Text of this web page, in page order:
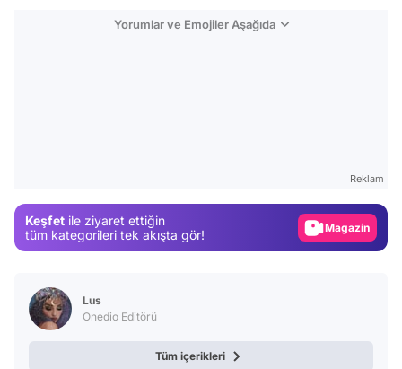
Yorumlar ve Emojiler Aşağıda
Reklam
Keşfet ile ziyaret ettiğin
tüm kategorileri tek akışta gör!
Magazin
Lus
Onedio Editörü
Tüm içerikleri